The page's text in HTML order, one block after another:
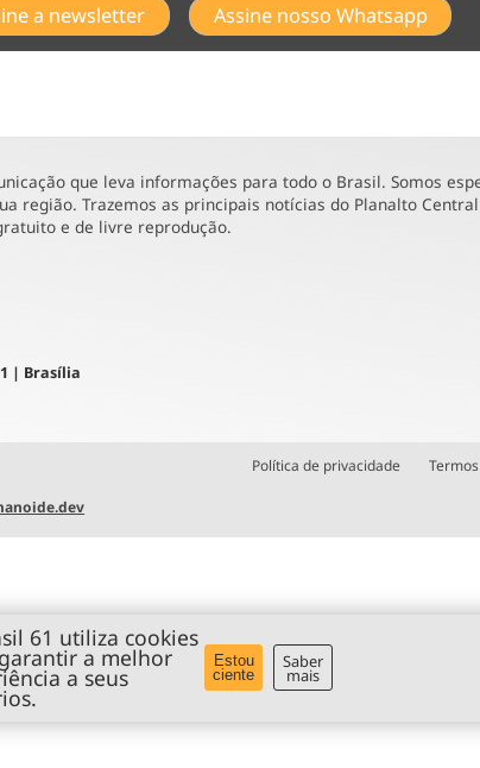
a newsletter Assine nosso Whatsapp
que leva informações para todo o Brasil. Somos
região. Trazemos as principais notícias do Planalto
e de livre reprodução.
| Brasília
Política de privacidade
61 utiliza cookies
a melhor
a seus
Estou
ciente
Saber
mais